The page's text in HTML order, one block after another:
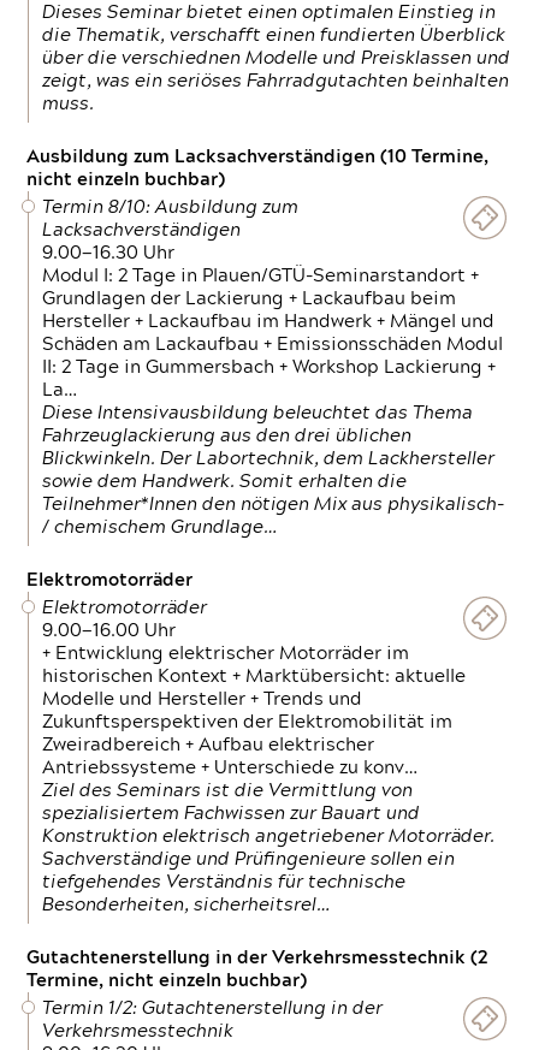
Dieses Seminar bietet einen optimalen Einstieg in
die Thematik, verschafft einen fundierten Überblick
über die verschiednen Modelle und Preisklassen und
zeigt, was ein seriöses Fahrradgutachten beinhalten
muss.
Ausbildung zum Lacksachverständigen (10 Termine,
nicht einzeln buchbar)
Termin 8/10: Ausbildung zum
Lacksachverständigen
9.00—16.30 Uhr
Modul I: 2 Tage in Plauen/GTÜ-Seminarstandort +
Grundlagen der Lackierung + Lackaufbau beim
Hersteller + Lackaufbau im Handwerk + Mängel und
Schäden am Lackaufbau + Emissionsschäden Modul
II: 2 Tage in Gummersbach + Workshop Lackierung +
La…
Diese Intensivausbildung beleuchtet das Thema
Fahrzeuglackierung aus den drei üblichen
Blickwinkeln. Der Labortechnik, dem Lackhersteller
sowie dem Handwerk. Somit erhalten die
Teilnehmer*Innen den nötigen Mix aus physikalisch-
/ chemischem Grundlage…
Elektromotorräder
Elektromotorräder
9.00—16.00 Uhr
+ Entwicklung elektrischer Motorräder im
historischen Kontext + Marktübersicht: aktuelle
Modelle und Hersteller + Trends und
Zukunftsperspektiven der Elektromobilität im
Zweiradbereich + Aufbau elektrischer
Antriebssysteme + Unterschiede zu konv…
Ziel des Seminars ist die Vermittlung von
spezialisiertem Fachwissen zur Bauart und
Konstruktion elektrisch angetriebener Motorräder.
Sachverständige und Prüfingenieure sollen ein
tiefgehendes Verständnis für technische
Besonderheiten, sicherheitsrel…
Gutachtenerstellung in der Verkehrsmesstechnik (2
Termine, nicht einzeln buchbar)
Termin 1/2: Gutachtenerstellung in der
Verkehrsmesstechnik